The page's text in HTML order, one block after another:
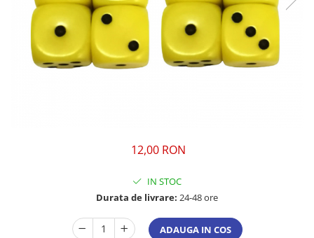
12,00 RON
IN STOC
Durata de livrare: 24-48 ore
ADAUGA IN COS